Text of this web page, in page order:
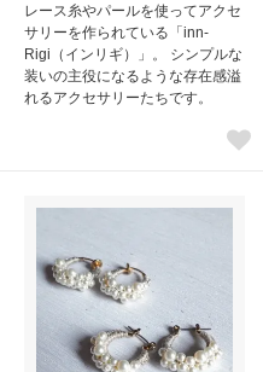
レース糸やパールを使ってアクセ
サリーを作られている「inn-
Rigi（インリギ）」。 シンプルな
装いの主役になるような存在感溢
れるアクセサリーたちです。